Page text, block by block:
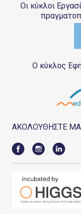
Οι κύκλοι
Ο κύκλος
ΑΚΟΛΟΥΘΗΣΤΕ